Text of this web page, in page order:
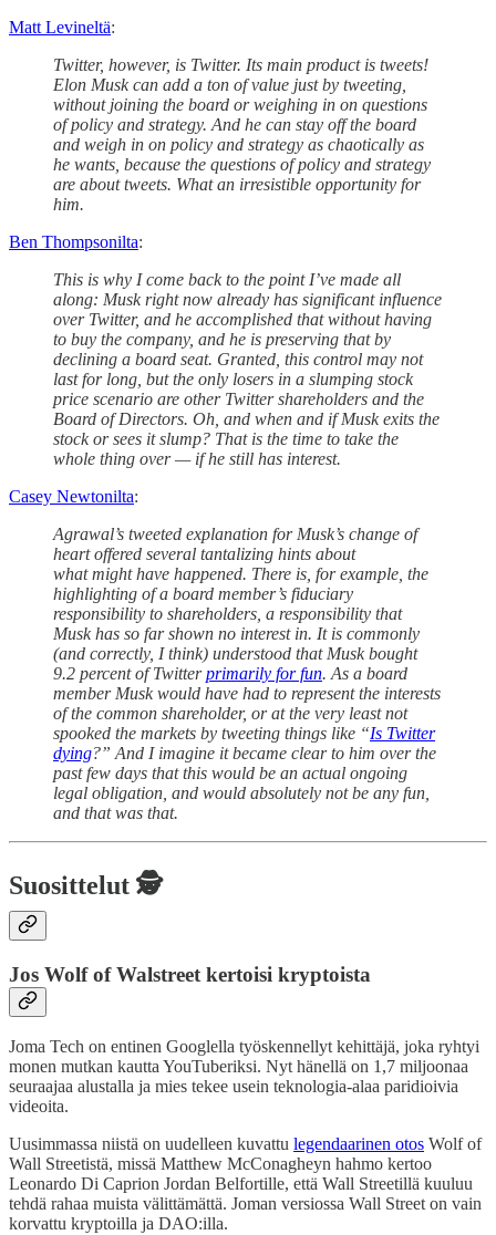
Matt Levineltä:
Twitter, however, is Twitter. Its main product is tweets!
Elon Musk can add a ton of value just by tweeting,
without joining the board or weighing in on questions
of policy and strategy. And he can stay off the board
and weigh in on policy and strategy as chaotically as
he wants, because the questions of policy and strategy
are about tweets. What an irresistible opportunity for
him.
Ben Thompsonilta:
This is why I come back to the point I’ve made all
along: Musk right now already has significant influence
over Twitter, and he accomplished that without having
to buy the company, and he is preserving that by
declining a board seat. Granted, this control may not
last for long, but the only losers in a slumping stock
price scenario are other Twitter shareholders and the
Board of Directors. Oh, and when and if Musk exits the
stock or sees it slump? That is the time to take the
whole thing over — if he still has interest.
Casey Newtonilta:
Agrawal’s tweeted explanation for Musk’s change of
heart offered several tantalizing hints about
what might have happened. There is, for example, the
highlighting of a board member’s fiduciary
responsibility to shareholders, a responsibility that
Musk has so far shown no interest in. It is commonly
(and correctly, I think) understood that Musk bought
9.2 percent of Twitterprimarily for fun. As a board
member Musk would have had to represent the interests
of the common shareholder, or at the very least not
spooked the markets by tweeting things like “Is Twitter
dying?” And I imagine it became clear to him over the
past few days that this would be an actual ongoing
legal obligation, and would absolutely not be any fun,
and that was that.
Suosittelut 🕵️
Jos Wolf of Walstreet kertoisi kryptoista
Joma Tech on entinen Googlella työskennellyt kehittäjä, joka ryhtyi
monen mutkan kautta YouTuberiksi. Nyt hänellä on 1,7 miljoonaa
seuraajaa alustalla ja mies tekee usein teknologia-alaa paridioivia
videoita.
Uusimmassa niistä on uudelleen kuvattu legendaarinen otos Wolf of
Wall Streetistä, missä Matthew McConagheyn hahmo kertoo
Leonardo Di Caprion Jordan Belfortille, että Wall Streetillä kuuluu
tehdä rahaa muista välittämättä. Joman versiossa Wall Street on vain
korvattu kryptoilla ja DAO:illa.